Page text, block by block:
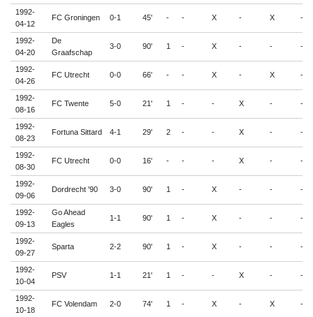
1992-
04-12
FC Groningen 0-1 45' - - X - X -
1992-
04-20
De
Graafschap
3-0 90' 1 - X - - -
1992-
04-26
FC Utrecht 0-0 66' - - X - X -
1992-
08-16
FC Twente 5-0 21' 1 - - X - -
1992-
08-23
Fortuna Sittard 4-1 29' 2 - - X - -
1992-
08-30
FC Utrecht 0-0 16' - - - X - -
1992-
09-06
Dordrecht '90 3-0 90' 1 - X - - -
1992-
09-13
Go Ahead
Eagles
1-1 90' 1 - X - - -
1992-
09-27
Sparta 2-2 90' 1 - X - - -
1992-
10-04
PSV 1-1 21' 1 - - X - -
1992-
10-18
FC Volendam 2-0 74' 1 - X - X -